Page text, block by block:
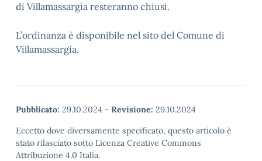
di Villamassargia resteranno chiusi.
L’ordinanza è disponibile nel sito del Comune di
Villamassargia.
Pubblicato: 29.10.2024 - Revisione: 29.10.2024
Eccetto dove diversamente specificato, questo articolo è
stato rilasciato sotto Licenza Creative Commons
Attribuzione 4.0 Italia.